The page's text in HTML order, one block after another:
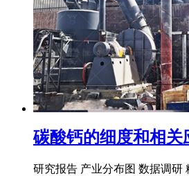
碳酸钙的细度和相关
研究报告 产业分布图 数据调研